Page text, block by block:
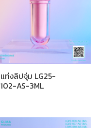
แท่งลิปจุ่ม LG25-
102-AS-3ML